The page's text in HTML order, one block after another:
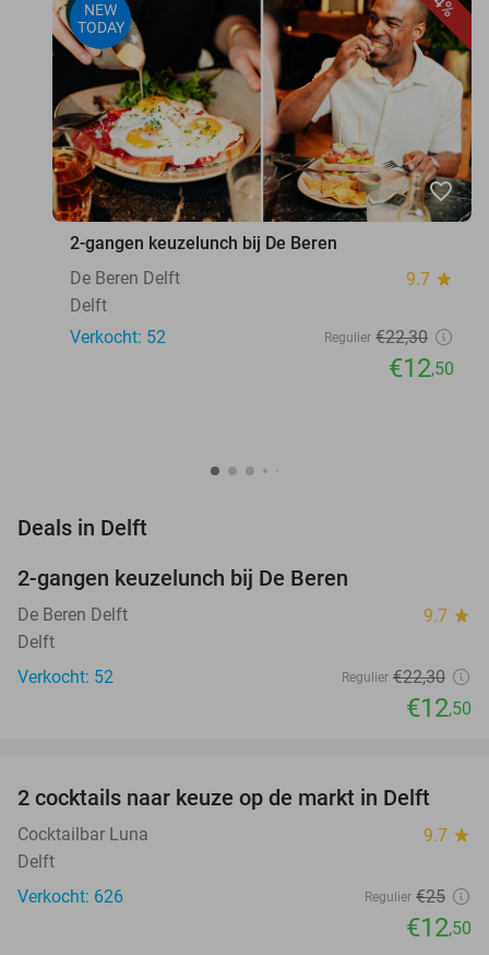
NEW
TODAY
favorite_border
2-gangen keuzelunch bij De Beren
De Beren Delft
9.7 star
Delft
Verkocht: 52
Regulier €22,30
€12,50
Deals in Delft
NEW
TODAY
2-gangen keuzelunch bij De Beren
De Beren Delft 9.7 star
Delft
Verkocht: 52
Regulier €22,30
€12,50
50%
2 cocktails naar keuze op de markt in Delft
Cocktailbar Luna 9.7 star
Delft
Verkocht: 626
Regulier €25
€12,50